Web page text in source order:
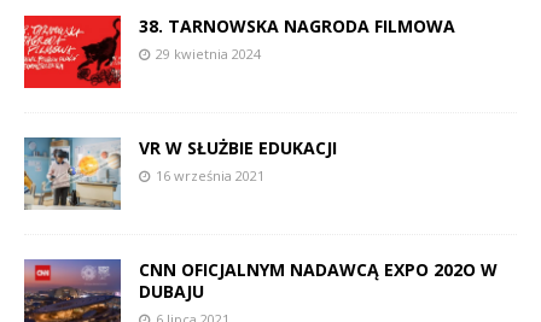
38. TARNOWSKA NAGRODA FILMOWA
29 kwietnia 2024
VR W SŁUŻBIE EDUKACJI
16 września 2021
CNN OFICJALNYM NADAWCĄ EXPO 202O W
DUBAJU